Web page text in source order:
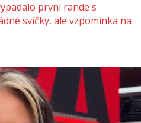
první rande s
svíčky, ale vzpomínka na